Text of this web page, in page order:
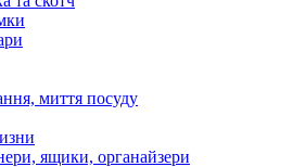
миття посуду
ящики, органайзери